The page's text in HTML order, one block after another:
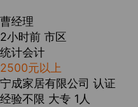
曹经理
2小时前 市区
统计会计
2500元以上
宁成家居有限公司 认证
经验不限 大专 1人